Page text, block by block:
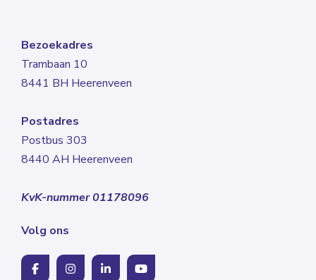
Bezoekadres
Trambaan 10
8441 BH Heerenveen
Postadres
Postbus 303
8440 AH Heerenveen
KvK-nummer 01178096
Volg ons